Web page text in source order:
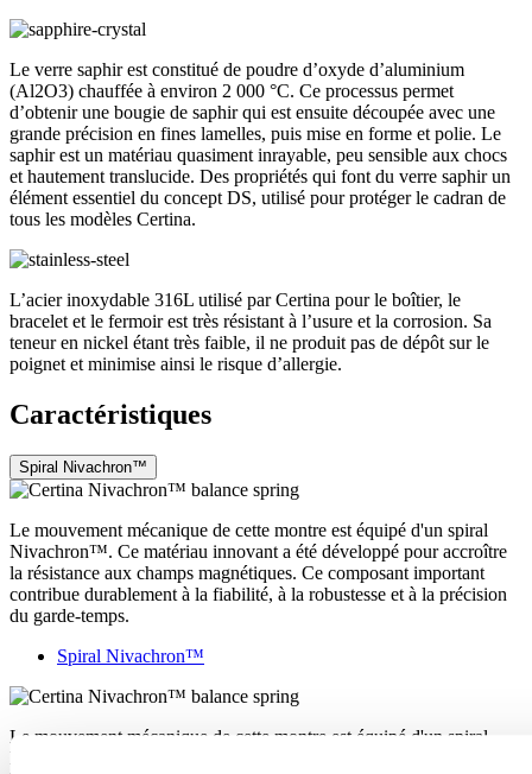
Le verre saphir est constitué de poudre d’oxyde d’aluminium
(Al2O3) chauffée à environ 2 000 °C. Ce processus permet
d’obtenir une bougie de saphir qui est ensuite découpée avec une
grande précision en fines lamelles, puis mise en forme et polie. Le
saphir est un matériau quasiment inrayable, peu sensible aux chocs
et hautement translucide. Des propriétés qui font du verre saphir un
élément essentiel du concept DS, utilisé pour protéger le cadran de
tous les modèles Certina.
L’acier inoxydable 316L utilisé par Certina pour le boîtier, le
bracelet et le fermoir est très résistant à l’usure et la corrosion. Sa
teneur en nickel étant très faible, il ne produit pas de dépôt sur le
poignet et minimise ainsi le risque d’allergie.
Caractéristiques
Spiral Nivachron™
Le mouvement mécanique de cette montre est équipé d'un spiral
Nivachron™. Ce matériau innovant a été développé pour accroître
la résistance aux champs magnétiques. Ce composant important
contribue durablement à la fiabilité, à la robustesse et à la précision
du garde-temps.
Spiral Nivachron™
Le mouvement mécanique de cette montre est équipé d'un spiral
Nivachron™. Ce matériau innovant a été développé pour accroître